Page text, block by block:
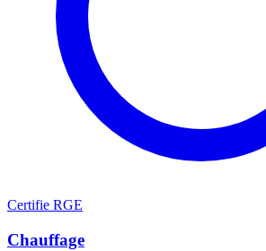
Certifie RGE
Chauffage